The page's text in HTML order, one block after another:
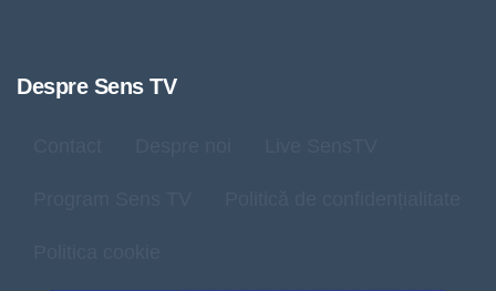
Despre Sens TV